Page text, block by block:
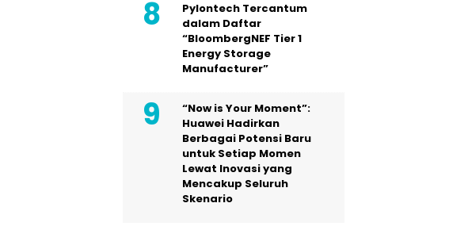
Pylontech Tercantum
dalam Daftar
“BloombergNEF Tier 1
Energy Storage
Manufacturer”
“Now is Your Moment”:
Huawei Hadirkan
Berbagai Potensi Baru
untuk Setiap Momen
Lewat Inovasi yang
Mencakup Seluruh
Skenario